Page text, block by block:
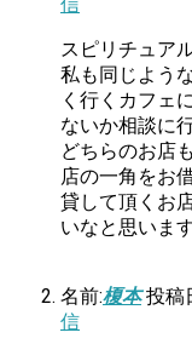
スピリチュア
私も同じよう
く行くカフェ
ないか相談に
どちらのお店
店の一角をお
貸して頂くお
いなと思いま
名前:榎本 投稿
信